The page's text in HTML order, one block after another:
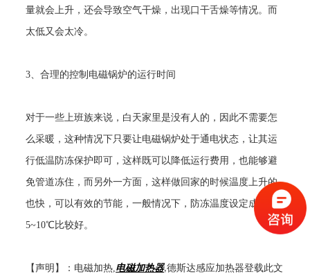
量就会上升，还会导致空气干燥，出现口干舌燥等情况。而
太低又会太冷。
3、合理的控制电磁锅炉的运行时间
对于一些上班族来说，白天家里是没有人的，因此不需要怎
么采暖，这种情况下只要让电磁锅炉处于通电状态，让其运
行低温防冻保护即可，这样既可以降低运行费用，也能够避
免管道冻住，而另外一方面，这样做回家的时候温度上升的
也快，可以有效的节能，一般情况下，防冻温度设定成
5~10℃比较好。
【声明】：电磁加热,电磁加热器,德斯达感应加热器登载此文